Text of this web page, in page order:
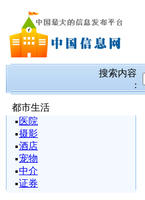
搜索内容
:
都市生活
医院
摄影
酒店
宠物
中介
证券